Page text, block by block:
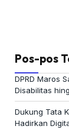
Pos-pos
DPRD Maros
Disabilitas
Dukung Tata
Hadirkan